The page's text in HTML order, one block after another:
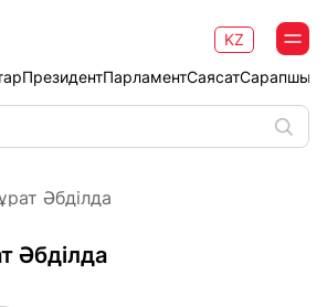
ПрезидентПарламентСаясат
KZ
Әбділда
Әбділда